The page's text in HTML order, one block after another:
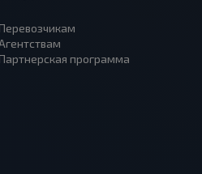
программа